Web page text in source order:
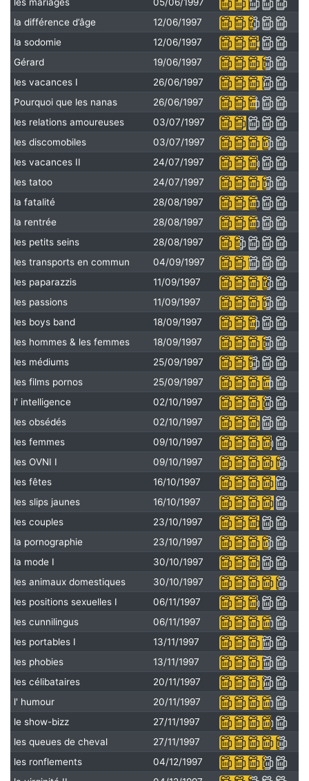
la différence d’âge
12/06/1997
la sodomie
12/06/1997
Gérard
19/06/1997
les vacances I
26/06/1997
Pourquoi que les nanas
26/06/1997
les relations amoureuses
03/07/1997
les discomobiles
03/07/1997
les vacances II
24/07/1997
les tatoo
24/07/1997
la fatalité
28/08/1997
la rentrée
28/08/1997
les petits seins
28/08/1997
les transports en commun
04/09/1997
les paparazzis
11/09/1997
les passions
11/09/1997
les boys band
18/09/1997
les hommes & les femmes
18/09/1997
les médiums
25/09/1997
les films pornos
25/09/1997
l' intelligence
02/10/1997
les obsédés
02/10/1997
les femmes
09/10/1997
les OVNI I
09/10/1997
les fêtes
16/10/1997
les slips jaunes
16/10/1997
les couples
23/10/1997
la pornographie
23/10/1997
la mode I
30/10/1997
les animaux domestiques
30/10/1997
les positions sexuelles I
06/11/1997
les cunnilingus
06/11/1997
les portables I
13/11/1997
les phobies
13/11/1997
les célibataires
20/11/1997
l' humour
20/11/1997
le show-bizz
27/11/1997
les queues de cheval
27/11/1997
les ronflements
04/12/1997